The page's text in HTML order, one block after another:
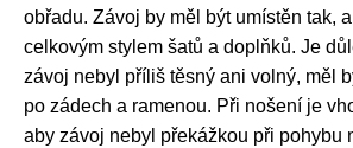
obřadu. Závoj by měl být umístěn tak,
celkovým stylem šatů a doplňků. Je
závoj nebyl příliš těsný ani volný, měl
po zádech a ramenou. Při nošení je
aby závoj nebyl překážkou při pohybu